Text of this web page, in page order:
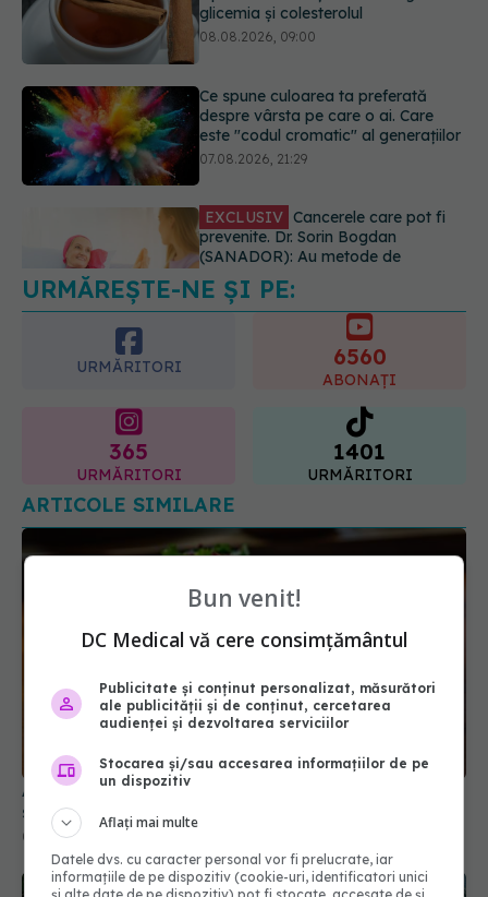
este "codul cromatic" al generațiilor
07.08.2026, 21:29
EXCLUSIV Cancerele care pot fi
prevenite. Dr. Sorin Bogdan
(SANADOR): Au metode de
prevenție
Trucul simplu de vară care te
răcorește după duș. De ce este bine
să nu te ștergi imediat
08.08.2026, 10:37
URMĂREȘTE-NE ȘI PE:
URMĂRITORI
365 1401
ARTICOLE SIMILARE
Alimentele care reduc inflamația în două
săptămâni. Medicii le recomandă
03 mai 2025, 15:00
Bun venit!
DC Medical vă cere consimțământul
Publicitate și conținut personalizat, măsurători
ale publicității și de conținut, cercetarea
audienței și dezvoltarea serviciilor
Stocarea și/sau accesarea informațiilor de pe
un dispozitiv
Aflați mai multe
Datele dvs. cu caracter personal vor fi prelucrate, iar
informațiile de pe dispozitiv (cookie-uri, identificatori unici